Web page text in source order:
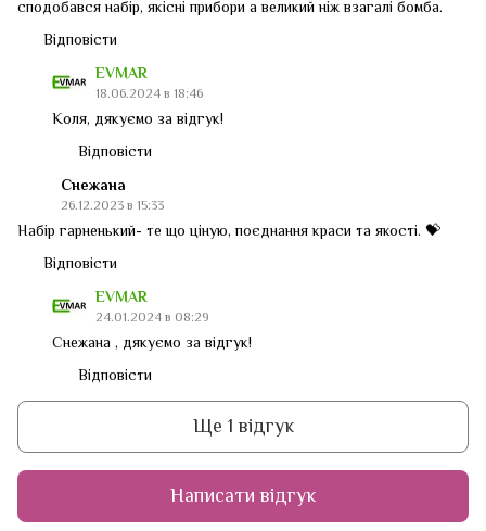
сподобався набір, якісні прибори а великий ніж взагалі бомба.
Відповісти
EVMAR
18.06.2024 в 18:46
Коля, дякуємо за відгук!
Відповісти
Снежана
26.12.2023 в 15:33
Набір гарненький- те що ціную, поєднання краси та якості. 💝
Відповісти
EVMAR
24.01.2024 в 08:29
Снежана , дякуємо за відгук!
Відповісти
Ще 1 відгук
Написати відгук